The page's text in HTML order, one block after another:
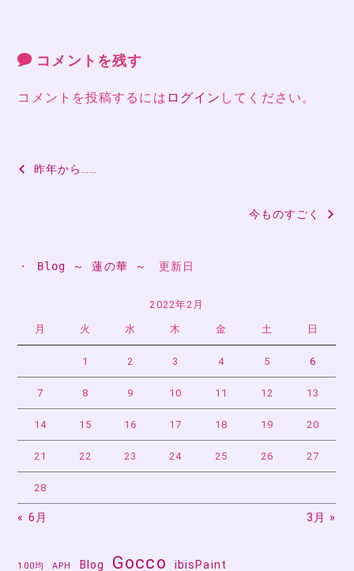
コメントを残す
コメントを投稿するには ログイン してください。
投
昨年から……
今ものすごく
・ Blog ～ 蓮の華 ～ 更新日
2022年2月
月 火 水 木 金 土 日
1 2 3 4 5 6
7 8 9 10 11 12 13
14 15 16 17 18 19 20
21 22 23 24 25 26 27
28
« 6月 3月 »
100均 APH Blog Gocco ibisPaint